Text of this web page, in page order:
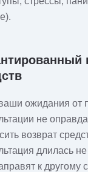
ожидания от
не
возврат
длилась
к другому